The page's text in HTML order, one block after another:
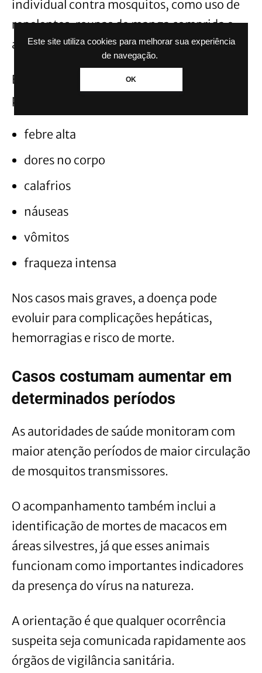
Este site utiliza cookies para melhorar sua experiência
de navegação.
OK
individual contra mosquitos, como uso de
repelentes, roupas de manga comprida e
atenção em áreas de mata.
Especialistas alertam que a febre amarela
pode apresentar sintomas como:
febre alta
dores no corpo
calafrios
náuseas
vômitos
fraqueza intensa
Nos casos mais graves, a doença pode
evoluir para complicações hepáticas,
hemorragias e risco de morte.
Casos costumam aumentar em
determinados períodos
As autoridades de saúde monitoram com
maior atenção períodos de maior circulação
de mosquitos transmissores.
O acompanhamento também inclui a
identificação de mortes de macacos em
áreas silvestres, já que esses animais
funcionam como importantes indicadores
da presença do vírus na natureza.
A orientação é que qualquer ocorrência
suspeita seja comunicada rapidamente aos
órgãos de vigilância sanitária.